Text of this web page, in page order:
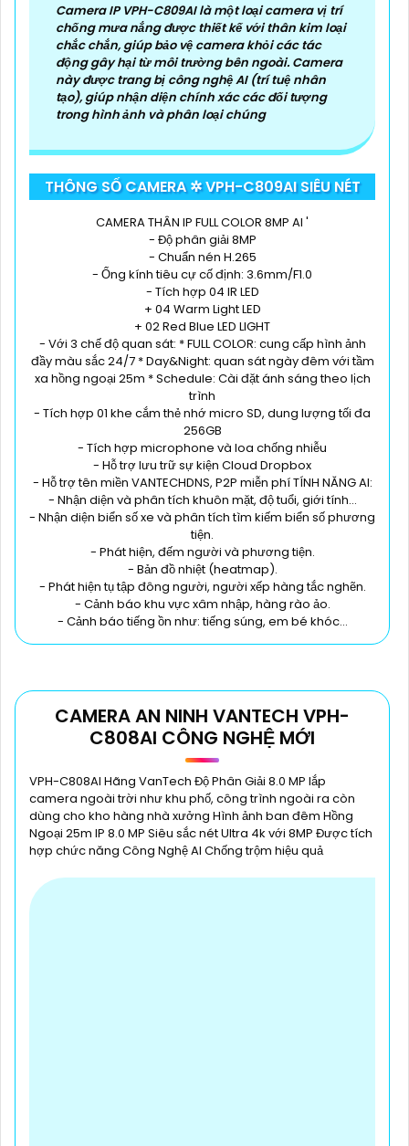
Camera IP VPH-C809AI là một loại camera vị trí
chống mưa nắng được thiết kế với thân kim loại
chắc chắn, giúp bảo vệ camera khỏi các tác
động gây hại từ môi trường bên ngoài. Camera
này được trang bị công nghệ AI (trí tuệ nhân
tạo), giúp nhận diện chính xác các đối tượng
trong hình ảnh và phân loại chúng
THÔNG SỐ CAMERA ✲ VPH-C809AI SIÊU NÉT
CAMERA THÂN IP FULL COLOR 8MP AI '
- Độ phân giải 8MP
- Chuẩn nén H.265
- Ống kính tiêu cự cố định: 3.6mm/F1.0
- Tích hợp 04 IR LED
+ 04 Warm Light LED
+ 02 Red Blue LED LIGHT
- Với 3 chế độ quan sát: * FULL COLOR: cung cấp hình ảnh
đầy màu sắc 24/7 * Day&Night: quan sát ngày đêm với tầm
xa hồng ngoại 25m * Schedule: Cài đặt ánh sáng theo lịch
trình
- Tích hợp 01 khe cắm thẻ nhớ micro SD, dung lượng tối đa
256GB
- Tích hợp microphone và loa chống nhiễu
- Hỗ trợ lưu trữ sự kiện Cloud Dropbox
- Hỗ trợ tên miền VANTECHDNS, P2P miễn phí TÍNH NĂNG AI:
- Nhận diện và phân tích khuôn mặt, độ tuổi, giới tính...
- Nhận diện biển số xe và phân tích tìm kiếm biển số phương
tiện.
- Phát hiện, đếm người và phương tiện.
- Bản đồ nhiệt (heatmap).
- Phát hiện tụ tập đông người, người xếp hàng tắc nghẽn.
- Cảnh báo khu vực xâm nhập, hàng rào ảo.
- Cảnh báo tiếng ồn như: tiếng súng, em bé khóc…
CAMERA AN NINH VANTECH VPH-
C808AI CÔNG NGHỆ MỚI
VPH-C808AI Hãng VanTech Độ Phân Giải 8.0 MP lắp
camera ngoài trời như khu phố, công trình ngoài ra còn
dùng cho kho hàng nhà xưởng Hình ảnh ban đêm Hồng
Ngoại 25m IP 8.0 MP Siêu sắc nét Ultra 4k với 8MP Được tích
hợp chức năng Công Nghệ AI Chống trộm hiệu quả